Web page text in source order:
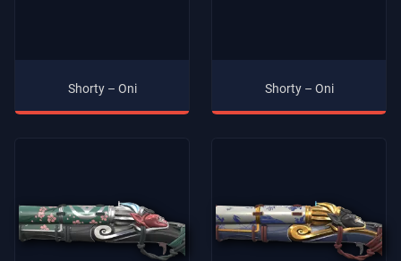
Shorty – Oni Shorty – Oni